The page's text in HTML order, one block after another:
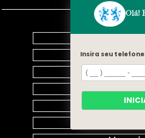
MENU
Olá!
Insira seu telefone